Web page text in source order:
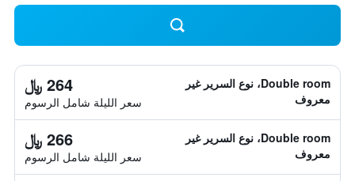
Double room، نوع السرير غير
معروف
264 ﷼
سعر الليلة شامل الرسوم
Double room، نوع السرير غير
معروف
266 ﷼
سعر الليلة شامل الرسوم